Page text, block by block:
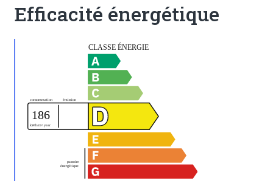
Efficacité énergétique